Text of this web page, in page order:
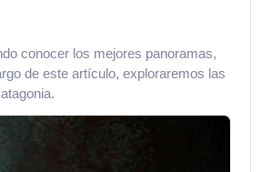
conocer los mejores panoramas,
de este artículo, exploraremos las